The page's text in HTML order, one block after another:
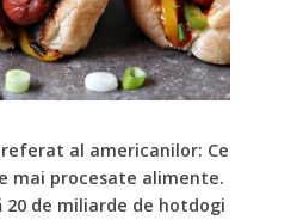
al americanilor: Ce
mai procesate alimente.
20 de miliarde de hotdogi